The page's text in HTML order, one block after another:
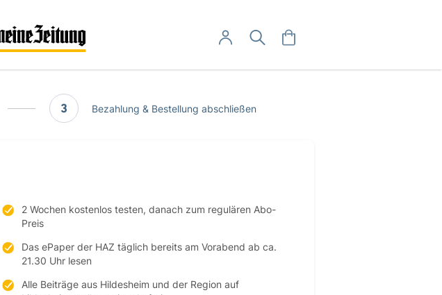
User-Menü
Abo hier kündigen
3 Bezahlung & Bestellung abschließen
2 Wochen kostenlos testen, danach zum regulären Abo-
Preis
Das ePaper der HAZ täglich bereits am Vorabend ab ca.
21.30 Uhr lesen
Alle Beiträge aus Hildesheim und der Region auf